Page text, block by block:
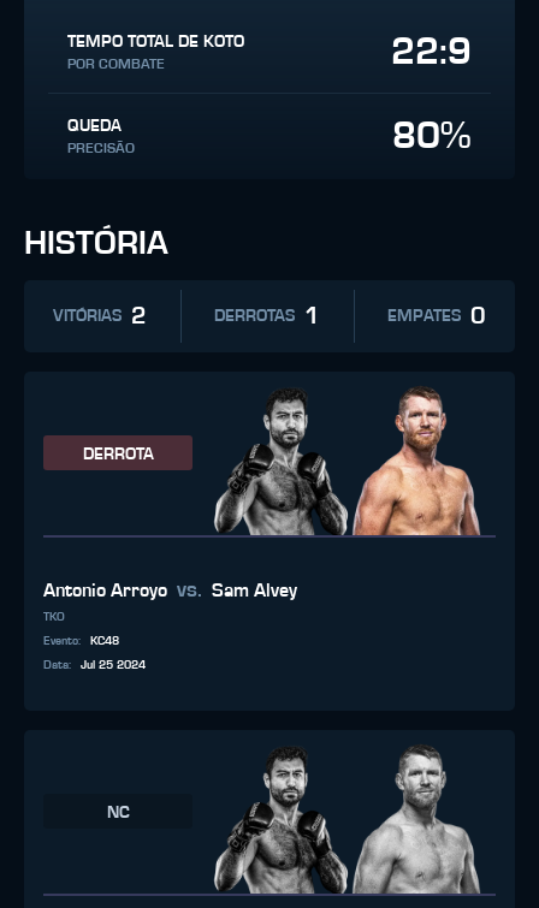
TEMPO TOTAL DE KOTO
POR COMBATE 22:9
QUEDA
PRECISÃO 80%
HISTÓRIA
VITÓRIAS 2 DERROTAS 1 EMPATES 0
DERROTA
Antonio Arroyo vs. Sam Alvey
TKO
Evento:
KC48
Data: Jul 25 2024
NC